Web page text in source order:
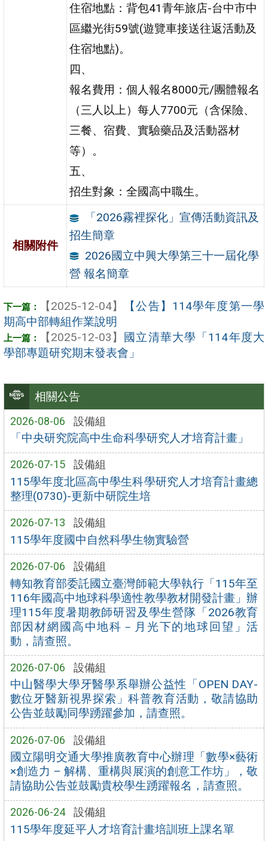
相關公告
2026-08-06 設備組
「中央研究院高中生命科學研究人才培育計畫」
2026-07-15 設備組
115學年度北區高中學生科學研究人才培育計畫總
整理(0730)-更新中研院生培
2026-07-13 設備組
115學年度國中自然科學生物實驗營
2026-07-06 設備組
轉知教育部委託國立臺灣師範大學執行「115年至
116年國高中地球科學適性教學教材開發計畫」辦
理115年度暑期教師研習及學生營隊「2026教育
部因材網國高中地科－月光下的地球回望」活
動，請查照。
2026-07-06 設備組
中山醫學大學牙醫學系舉辦公益性「OPEN DAY-
數位牙醫新視界探索」科普教育活動，敬請協助
公告並鼓勵同學踴躍參加，請查照。
2026-07-06 設備組
國立陽明交通大學推廣教育中心辦理「數學×藝術
×創造力 – 解構、重構與展演的創意工作坊」，敬
請協助公告並鼓勵貴校學生踴躍報名，請查照。
2026-06-24 設備組
115學年度延平人才培育計畫培訓班上課名單
住宿地點：背包41青年旅店-台中市中
區繼光街59號(遊覽車接送往返活動及
住宿地點)。
四、
報名費用：個人報名8000元/團體報名
（三人以上）每人7700元（含保險、
三餐、宿費、實驗藥品及活動器材
等）。
五、
招生對象：全國高中職生。
相關附件
「2026霧裡探化」宣傳活動資訊及
招生簡章
2026國立中興大學第三十一屆化學
營 報名簡章
【2025-12-04】
【公告】114學年度第一學
期高中部轉組作業說明
【2025-12-03】 國立清華大學「114年度大
學部專題研究期末發表會」